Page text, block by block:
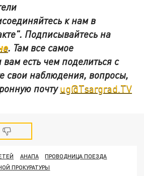
к нам в
. Подписывайтесь на
. Там все самое
есть чем поделиться с
свои наблюдения, вопросы,
почтуug@Tsargrad.TV
АНАПА
ПРОВОДНИЦА ПОЕЗДА
ПРОКУРАТУРЫ